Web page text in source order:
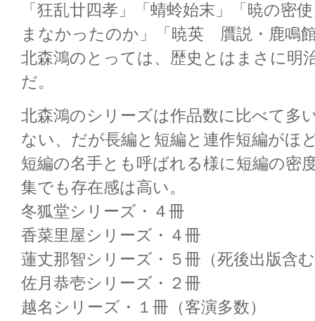
「狂乱廿四孝」「蜻蛉始末」「暁の密
まなかったのか」「暁英 贋説・鹿鳴
北森鴻のとっては、歴史とはまさに明
だ。
北森鴻のシリーズは作品数に比べて多
ない、だが長編と短編と連作短編がほ
短編の名手とも呼ばれる様に短編の密
集でも存在感は高い。
冬狐堂シリーズ・４冊
香菜里屋シリーズ・４冊
蓮丈那智シリーズ・５冊（死後出版含
佐月恭壱シリーズ・２冊
越名シリーズ・１冊（客演多数）